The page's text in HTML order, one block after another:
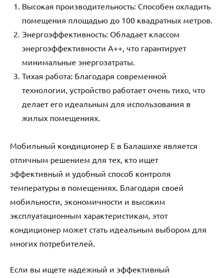
Высокая производительность: Способен охладить
помещения площадью до 100 квадратных метров.
Энергоэффективность: Обладает классом
энергоэффективности А++‚ что гарантирует
минимальные энергозатраты.
Тихая работа: Благодаря современной
технологии‚ устройство работает очень тихо‚ что
делает его идеальным для использования в
жилых помещениях.
Мобильный кондиционер E в Балашихе является
отличным решением для тех‚ кто ищет
эффективный и удобный способ контроля
температуры в помещениях. Благодаря своей
мобильности‚ экономичности и высоким
эксплуатационным характеристикам‚ этот
кондиционер может стать идеальным выбором для
многих потребителей.
Если вы ищете надежный и эффективный